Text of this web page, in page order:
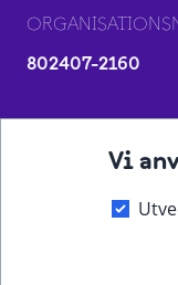
Vi
802407-2160